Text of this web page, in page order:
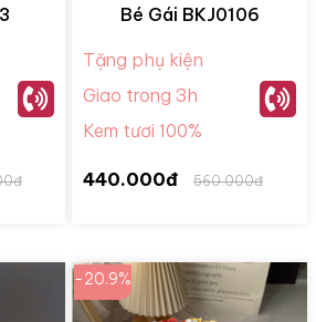
Bé Gái BKJ0106
Tặng phụ kiện
Giao trong 3h
Kem tươi 100%
440.000đ 560.000đ
-20.9%